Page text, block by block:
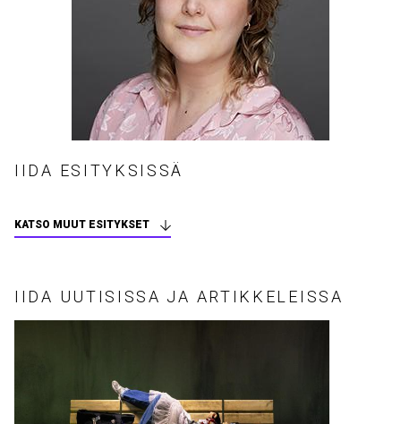
IIDA ESITYKSISSÄ
KATSO MUUT ESITYKSET
IIDA UUTISISSA JA ARTIKKELEISSA